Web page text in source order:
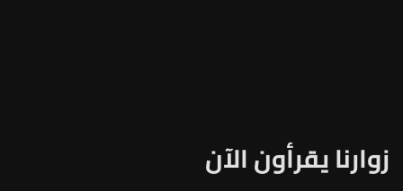
زوارنا يقرأون الآن